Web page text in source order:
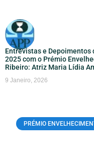
Entrevistas e
2025 com o Prémio
Ribeiro: Atriz Maria Lídia
9 Janeiro, 2026
PRÉMIO